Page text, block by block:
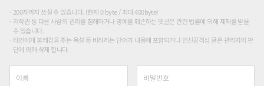
200자까지 쓰실 수 있습니다. (현재 0 byte / 최대 400byte)
저작권 등 다른 사람의 권리를 침해하거나 명예를 훼손하는 댓글은 관련 법률에 의해 제재를 받을
수 있습니다.
타인에게 불쾌감을 주는 욕설 등 비하하는 단어가 내용에 포함되거나 인신공격성 글은 관리자의 판
단에 의해 삭제 합니다.